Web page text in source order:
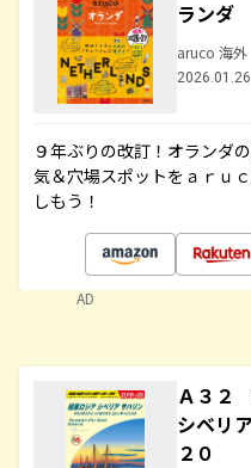
ランダ
aruco 海外
９年ぶりの改訂！オランダ
気＆穴場スポットをａｒｕ
しもう！
AD
Ａ３２
シベリ
２０